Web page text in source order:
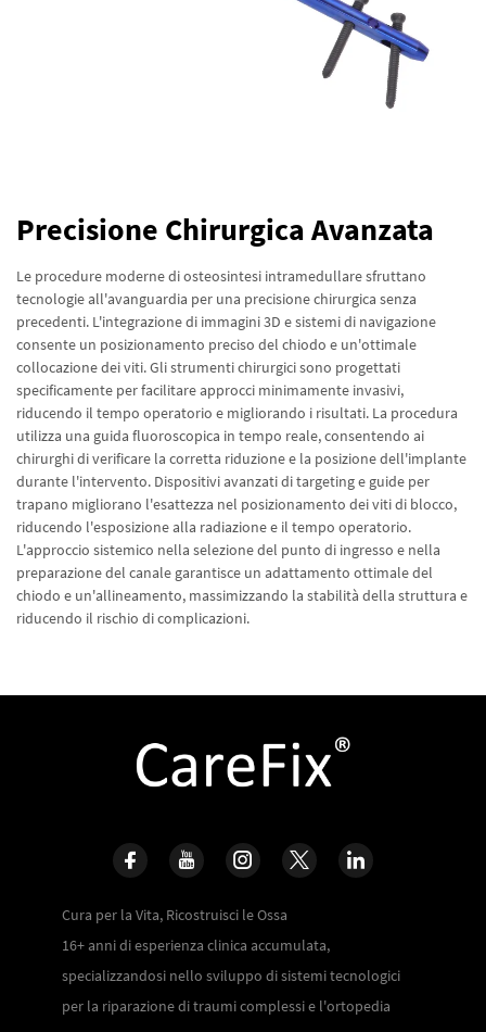
Precisione Chirurgica Avanzata
Le procedure moderne di osteosintesi intramedullare sfruttano
tecnologie all'avanguardia per una precisione chirurgica senza
precedenti. L'integrazione di immagini 3D e sistemi di navigazione
consente un posizionamento preciso del chiodo e un'ottimale
collocazione dei viti. Gli strumenti chirurgici sono progettati
specificamente per facilitare approcci minimamente invasivi,
riducendo il tempo operatorio e migliorando i risultati. La procedura
utilizza una guida fluoroscopica in tempo reale, consentendo ai
chirurghi di verificare la corretta riduzione e la posizione dell'implante
durante l'intervento. Dispositivi avanzati di targeting e guide per
trapano migliorano l'esattezza nel posizionamento dei viti di blocco,
riducendo l'esposizione alla radiazione e il tempo operatorio.
L'approccio sistemico nella selezione del punto di ingresso e nella
preparazione del canale garantisce un adattamento ottimale del
chiodo e un'allineamento, massimizzando la stabilità della struttura e
riducendo il rischio di complicazioni.
Cura per la Vita, Ricostruisci le Ossa
16+ anni di esperienza clinica accumulata,
specializzandosi nello sviluppo di sistemi tecnologici
per la riparazione di traumi complessi e l'ortopedia